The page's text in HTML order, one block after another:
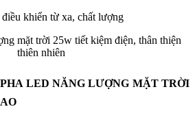
LED NĂNG LƯỢNG MẶT TRỜI